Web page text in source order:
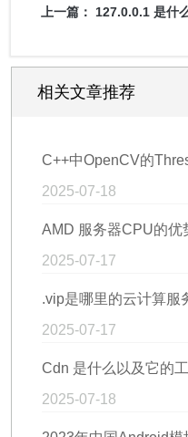
上一篇： 127.0.0.1 是什
相关文章推荐
2025-07-18
AMD 服务器CPU的优
2025-07-17
2025-07-17
Cdn 是什么以及它的
2025-07-18